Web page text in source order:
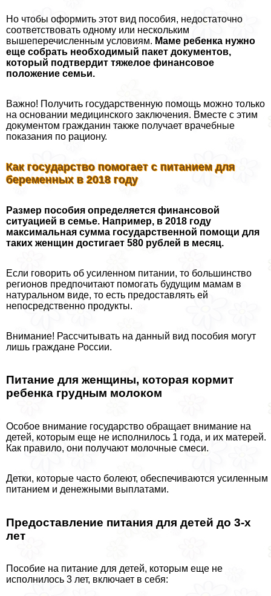
Но чтобы оформить этот вид пособия, недостаточно
соответствовать одному или нескольким
вышеперечисленным условиям. Маме ребенка нужно
еще собрать необходимый пакет документов,
который подтвердит тяжелое финансовое
положение семьи.
Важно! Получить государственную помощь можно только
на основании медицинского заключения. Вместе с этим
документом гражданин также получает врачебные
показания по рациону.
Как государство помогает с питанием для
беременных в 2018 году
Размер пособия определяется финансовой
ситуацией в семье. Например, в 2018 году
максимальная сумма государственной помощи для
таких женщин достигает 580 рублей в месяц.
Если говорить об усиленном питании, то большинство
регионов предпочитают помогать будущим мамам в
натуральном виде, то есть предоставлять ей
непосредственно продукты.
Внимание! Рассчитывать на данный вид пособия могут
лишь граждане России.
Питание для женщины, которая кормит
ребенка грудным молоком
Особое внимание государство обращает внимание на
детей, которым еще не исполнилось 1 года, и их матерей.
Как правило, они получают молочные смеси.
Детки, которые часто болеют, обеспечиваются усиленным
питанием и денежными выплатами.
Предоставление питания для детей до 3-х
лет
Пособие на питание для детей, которым еще не
исполнилось 3 лет, включает в себя: